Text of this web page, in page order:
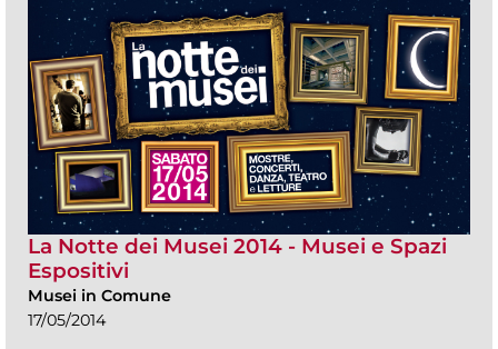
La Notte dei Musei 2014 - Musei e Spazi
Espositivi
Musei in Comune
17/05/2014